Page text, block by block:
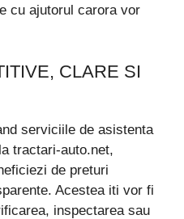
cu ajutorul carora vor
CLARE SI
serviciile de asistenta
tractari-auto.net,
de preturi
Acestea iti vor fi
inspectarea sau